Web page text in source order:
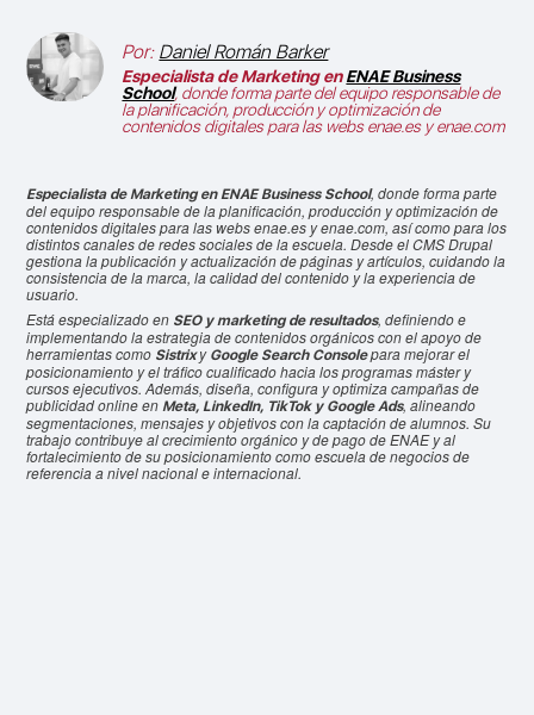
Por: Daniel Román Barker
Especialista de Marketing enENAE Business
School, donde forma parte del equipo responsable de
la planificación, producción y optimización de
contenidos digitales para las webs enae.es y enae.com
Especialista de Marketing en ENAE Business School, donde forma parte
del equipo responsable de la planificación, producción y optimización de
contenidos digitales para las webs enae.es y enae.com, así como para los
distintos canales de redes sociales de la escuela. Desde el CMS Drupal
gestiona la publicación y actualización de páginas y artículos, cuidando la
consistencia de la marca, la calidad del contenido y la experiencia de
usuario.
Está especializado en SEO y marketing de resultados, definiendo e
implementando la estrategia de contenidos orgánicos con el apoyo de
herramientas como Sistrixy Google Search Consolepara mejorar el
posicionamiento y el tráfico cualificado hacia los programas máster y
cursos ejecutivos. Además, diseña, configura y optimiza campañas de
publicidad online en Meta, LinkedIn, TikTok y Google Ads, alineando
segmentaciones, mensajes y objetivos con la captación de alumnos. Su
trabajo contribuye al crecimiento orgánico y de pago de ENAE y al
fortalecimiento de su posicionamiento como escuela de negocios de
referencia a nivel nacional e internacional.